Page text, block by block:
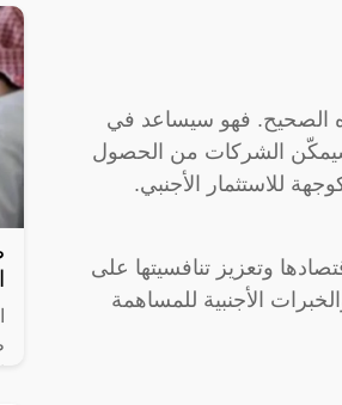
الصحيح. فهو سيساعد في
الشركات من الحصول
للاستثمار الأجنبي.
وتعزيز تنافسيتها على
الأجنبية للمساهمة